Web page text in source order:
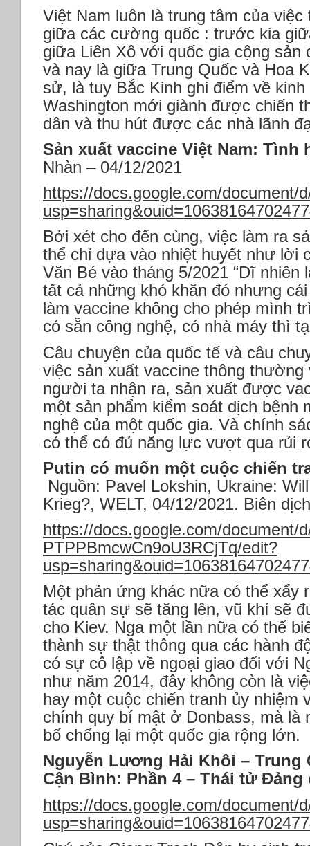
Việt Nam luôn là trung tâm của
giữa các cường quốc : trước kia
giữa Liên Xô với quốc gia cộng sản
và nay là giữa Trung Quốc và Hoa
sử, là tuy Bắc Kinh ghi điểm về
Washington mới giành được chiến
dân và thu hút được các nhà lãnh
Sản xuất vaccine Việt Nam:
Nhàn – 04/12/2021
https://docs.google.com/document/
Bởi xét cho đến cùng, việc làm ra
thể chỉ dựa vào nhiệt huyết như lời
Văn Bé vào tháng 5/2021 “Dĩ
tất cả những khó khăn đó nhưng
làm vaccine không cho phép mình
có sẵn công nghệ, có nhà máy thì
Câu chuyện của quốc tế và câu
việc sản xuất vaccine thông
người ta nhận ra, sản xuất được
một sản phẩm kiểm soát dịch bệnh
nghệ của một quốc gia. Và chính
có thể có đủ năng lực vượt qua rủi
Putin có muốn một cuộc chiến
Nguồn: Pavel Lokshin, Ukraine:
Krieg?, WELT, 04/12/2021. Biên
https://docs.google.com/document/
PTPPBmcwCn9oU3RCjTq/edit?
Một phản ứng khác nữa có thể
tác quân sự sẽ tăng lên, vũ khí sẽ
cho Kiev. Nga một lần nữa có thể
thành sự thật thông qua các hành
có sự cô lập về ngoại giao đối với
như năm 2014, đây không còn là
hay một cuộc chiến tranh ủy nhiệm
chính quy bí mật ở Donbass, mà là
bố chống lại một quốc gia rộng lớn.
Nguyễn Lương Hải Khôi – Trung
Cận Bình: Phần 4 – Thái tử
https://docs.google.com/document/